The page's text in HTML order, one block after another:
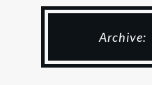
Archive: